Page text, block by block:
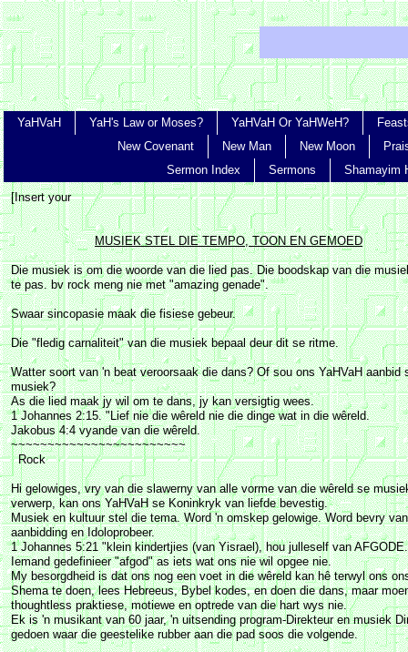
[Insert your
MUSIEK STEL DIE TEMPO, TOON EN GEMOED
Die musiek is om die woorde van die lied pas. Die boodskap van die
te pas. bv rock meng nie met "amazing genade".
Swaar sincopasie maak die fisiese gebeur.
Die "fledig carnaliteit" van die musiek bepaal deur dit se ritme.
Watter soort van 'n beat veroorsaak die dans? Of sou ons YaHVaH aanbid
musiek?
As die lied maak jy wil om te dans, jy kan versigtig wees.
1 Johannes 2:15. "Lief nie die wêreld nie die dinge wat in die wêreld.
Jakobus 4:4 vyande van die wêreld.
~~~~~~~~~~~~~~~~~~~~~~~~
Rock
Hi gelowiges, vry van die slawerny van alle vorme van die wêreld se
verwerp, kan ons YaHVaH se Koninkryk van liefde bevestig.
Musiek en kultuur stel die tema. Word 'n omskep gelowige. Word bevry
aanbidding en Idoloprobeer.
1 Johannes 5:21 "klein kindertjies (van Yisrael), hou julleself van
Iemand gedefinieer "afgod" as iets wat ons nie wil opgee nie.
My besorgdheid is dat ons nog een voet in die wêreld kan hê terwyl ons
Shema te doen, lees Hebreeus, Bybel kodes, en doen die dans, maar
thoughtless praktiese, motiewe en optrede van die hart wys nie.
Ek is 'n musikant van 60 jaar, 'n uitsending program-Direkteur en musiek
gedoen waar die geestelike rubber aan die pad soos die volgende.
YaHVaH YaH's Law or Moses? YaHVaH Or YaHWeH?
New Covenant
New Man New Moon
Sermon Index
Sermons Shamayim